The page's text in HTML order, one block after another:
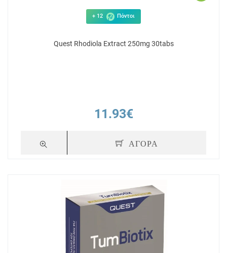
+ 12 Πόντοι
Quest Rhodiola Extract 250mg 30tabs
11.93€
ΑΓΟΡΑ